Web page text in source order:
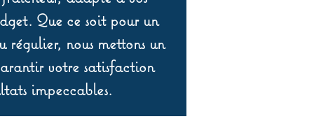
Que ce soit pour un
régulier, nous mettons un
votre satisfaction
impeccables.